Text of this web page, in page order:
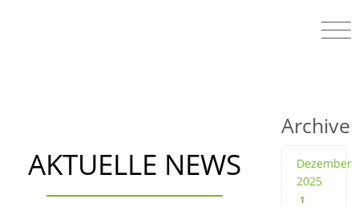
AKTUELLE NEWS
Archive
Dezember
2025
1